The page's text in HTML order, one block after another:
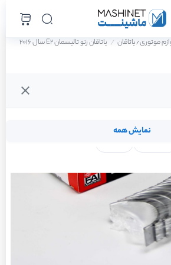
نمایش همه
موتوری/یاتاقان یاتاقان رنو تالیسمان E2 سال 2016